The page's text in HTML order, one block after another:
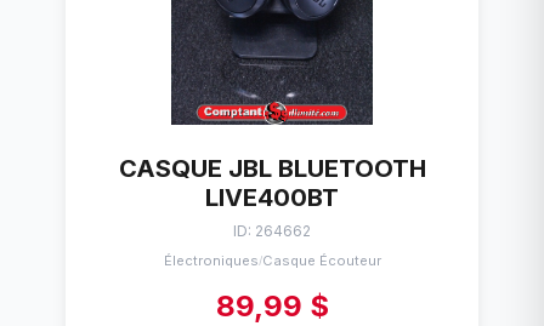
CASQUE JBL BLUETOOTH
LIVE400BT
ID: 264662
Électroniques/Casque Écouteur
89,99 $